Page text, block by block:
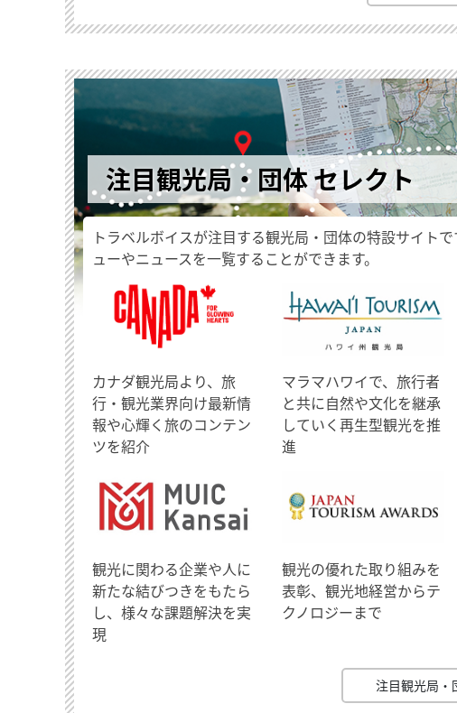
注目観光局・団体 セレクト
トラベルボイスが注目する観光局・団体の特設サイト
ューやニュースを一覧することができます。
​カナダ観光局より、旅
行・観光業界向け最新情
報や心輝く旅のコンテン
ツを紹介
マラマハワイで、旅行者
と共に自然や文化を継承
していく再生型観光を推
進
観光に関わる企業や人に
新たな結びつきをもたら
し、様々な課題解決を実
現
観光の優れた取り組みを
表彰、観光地経営からテ
クノロジーまで
注目観光局・